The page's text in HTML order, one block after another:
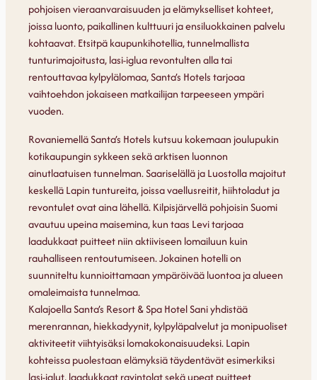
pohjoisen vieraanvaraisuuden ja elämykselliset kohteet,
joissa luonto, paikallinen kulttuuri ja ensiluokkainen palvelu
kohtaavat. Etsitpä kaupunkihotellia, tunnelmallista
tunturimajoitusta, lasi-iglua revontulten alla tai
rentouttavaa kylpylälomaa, Santa’s Hotels tarjoaa
vaihtoehdon jokaiseen matkailijan tarpeeseen ympäri
vuoden.
Rovaniemellä Santa’s Hotels kutsuu kokemaan joulupukin
kotikaupungin sykkeen sekä arktisen luonnon
ainutlaatuisen tunnelman. Saariselällä ja Luostolla majoitut
keskellä Lapin tuntureita, joissa vaellusreitit, hiihtoladut ja
revontulet ovat aina lähellä. Kilpisjärvellä pohjoisin Suomi
avautuu upeina maisemina, kun taas Levi tarjoaa
laadukkaat puitteet niin aktiiviseen lomailuun kuin
rauhalliseen rentoutumiseen. Jokainen hotelli on
suunniteltu kunnioittamaan ympäröivää luontoa ja alueen
omaleimaista tunnelmaa.
Kalajoella Santa’s Resort & Spa Hotel Sani yhdistää
merenrannan, hiekkadyynit, kylpyläpalvelut ja monipuoliset
aktiviteetit viihtyisäksi lomakokonaisuudeksi. Lapin
kohteissa puolestaan elämyksiä täydentävät esimerkiksi
lasi-iglut, laadukkaat ravintolat sekä upeat puitteet